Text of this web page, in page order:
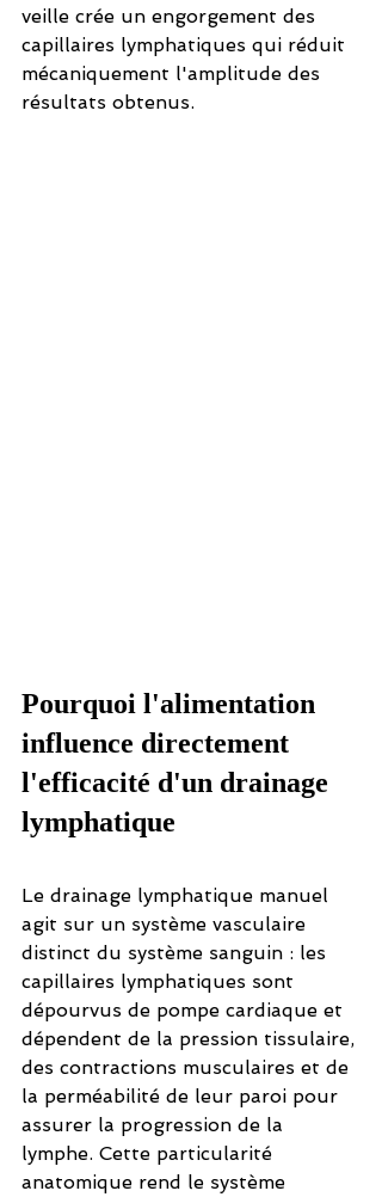
veille crée un engorgement des
capillaires lymphatiques qui réduit
mécaniquement l'amplitude des
résultats obtenus.
Pourquoi l'alimentation
influence directement
l'efficacité d'un drainage
lymphatique
Le drainage lymphatique manuel
agit sur un système vasculaire
distinct du système sanguin : les
capillaires lymphatiques sont
dépourvus de pompe cardiaque et
dépendent de la pression tissulaire,
des contractions musculaires et de
la perméabilité de leur paroi pour
assurer la progression de la
lymphe. Cette particularité
anatomique rend le système